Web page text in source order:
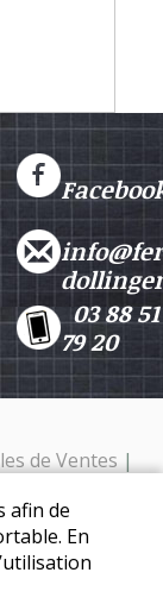
03 88 51
79 20
de Ventes |
67720 Hoerdt -
afin de
En